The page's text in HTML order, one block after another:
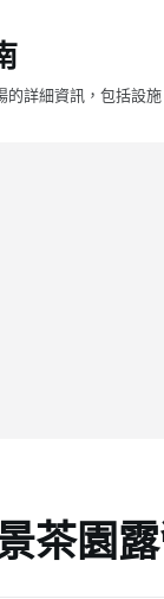
的詳細資訊，包括設
茶園